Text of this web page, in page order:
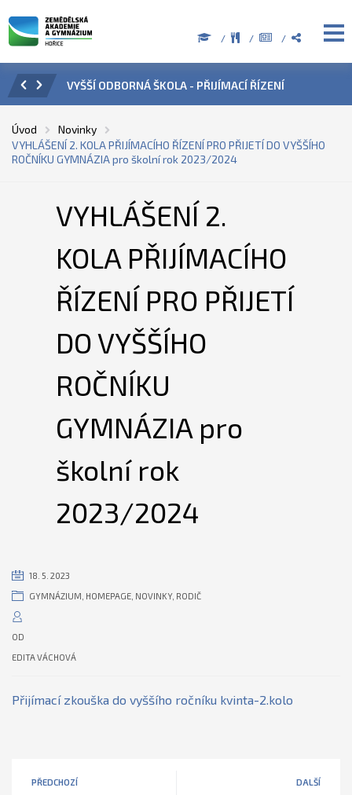
ŘÍZENÍ ÚŘEDNÍ HODINY V OBDOBÍ LETNÍCH
Úvod
Novinky
VYHLÁŠENÍ 2. KOLA PŘIJÍMACÍHO ŘÍZENÍ PRO PŘIJETÍ DO VYŠŠÍHO
ROČNÍKU GYMNÁZIA pro školní rok 2023/2024
VYHLÁŠENÍ 2.
KOLA PŘIJÍMACÍHO
ŘÍZENÍ PRO PŘIJETÍ
DO VYŠŠÍHO
ROČNÍKU
GYMNÁZIA pro
školní rok
2023/2024
18. 5. 2023
GYMNÁZIUM HOMEPAGE NOVINKY, RODIČ
OD
EDITA VÁCHOVÁ
Přijímací zkouška do vyššího ročníku kvinta-2.kolo
PŘEDCHOZÍ DALŠÍ